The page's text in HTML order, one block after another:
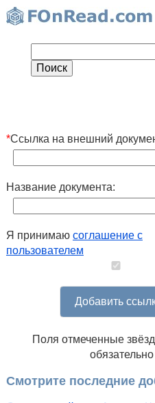
*Ссылка на внешний
Название документа:
Я принимаю соглашение с
пользователем
Добавить
Поля отмеченные
Смотрите последние